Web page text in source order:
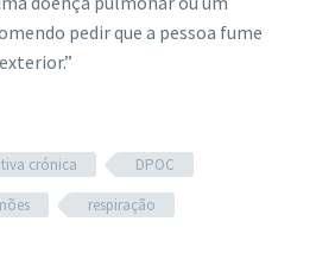
pedir que a pessoa fume
crónica
DPOC
respiração